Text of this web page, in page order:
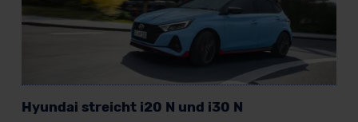
Hyundai streicht i20 N und i30 N